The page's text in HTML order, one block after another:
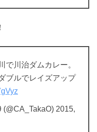
で川治ダムカレー。
ブルでレイズアップ
2015,